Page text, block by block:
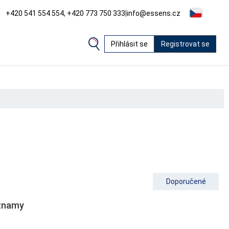
+420 541 554 554, +420 773 750 333|info@essens.cz
Přihlásit se Registrovat se
Doporučené